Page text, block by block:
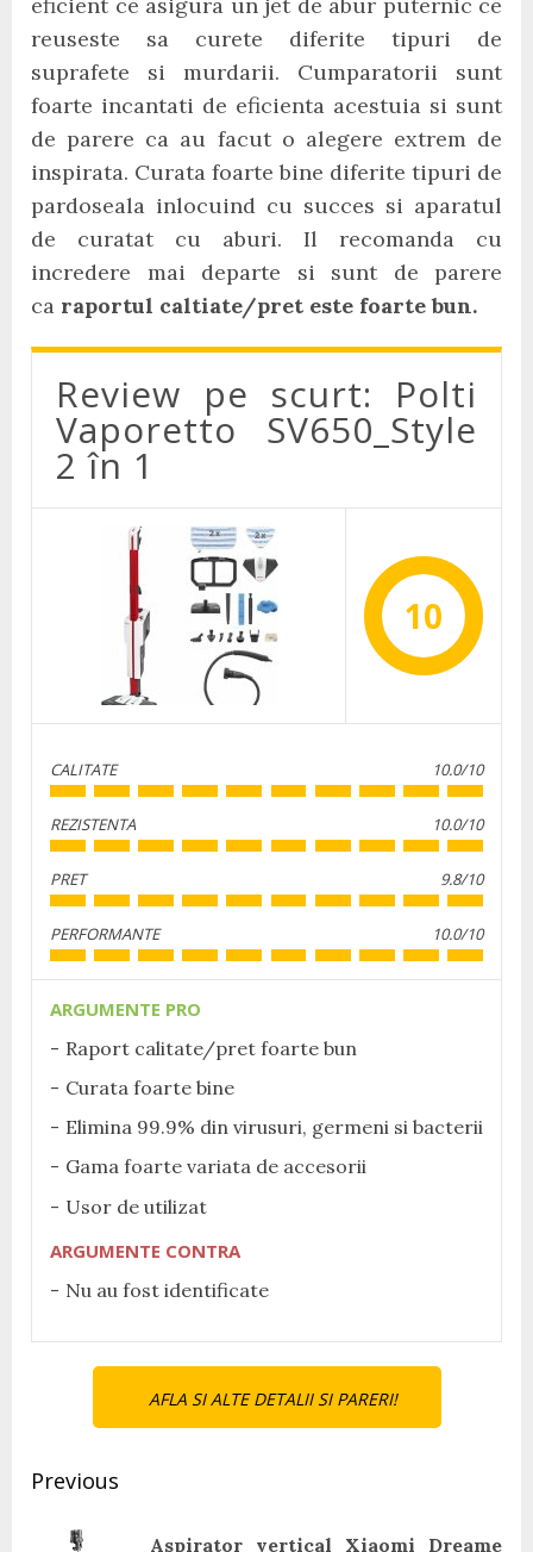
reuseste sa curete diferite tipuri de
suprafete si murdarii. Cumparatorii sunt
foarte incantati de eficienta acestuia si sunt
de parere ca au facut o alegere extrem de
inspirata. Curata foarte bine diferite tipuri de
pardoseala inlocuind cu succes si aparatul
de curatat cu aburi. Il recomanda cu
incredere mai departe si sunt de parere
ca raportul caltiate/pret este foarte bun.
Review pe scurt: Polti
Vaporetto SV650_Style
2 în 1
10
CALITATE 10.0/10
REZISTENTA 10.0/10
PRET 9.8/10
PERFORMANTE 10.0/10
ARGUMENTE PRO
Raport calitate/pret foarte bun
Curata foarte bine
Elimina 99.9% din virusuri, germeni si bacterii
Gama foarte variata de accesorii
Usor de utilizat
ARGUMENTE CONTRA
Nu au fost identificate
AFLA SI ALTE DETALII SI PARERI!
Continue
Reading
Previous
Aspirator vertical Xiaomi Dreame